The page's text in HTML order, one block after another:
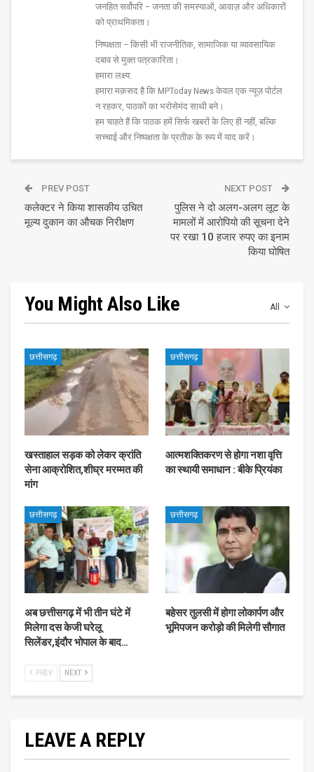
जनहित सर्वोपरि – जनता की समस्याओं, आवाज़ और अधिकारों
को प्राथमिकता।
निष्पक्षता – किसी भी राजनीतिक, सामाजिक या व्यावसायिक
दबाव से मुक्त पत्रकारिता।
हमारा लक्ष्य:
हमारा मक़सद है कि MPToday News केवल एक न्यूज़ पोर्टल
न रहकर, पाठकों का भरोसेमंद साथी बने।
हम चाहते हैं कि पाठक हमें सिर्फ खबरों के लिए ही नहीं, बल्कि
सच्चाई और निष्पक्षता के प्रतीक के रूप में याद करें।
PREV POST
कलेक्टर ने किया शासकीय उचित
मूल्य दुकान का औचक निरीक्षण
NEXT POST
पुलिस ने दो अलग-अलग लूट के
मामलों में आरोपियो की सूचना देने
पर रखा 10 हजार रुपए का इनाम
किया घोषित
All
You Might Also Like
छत्तीसगढ़
खस्ताहाल सड़क को लेकर क्रांति
सेना आक्रोशित,शीघ्र मरम्मत की
मांग
छत्तीसगढ़
आत्मशक्तिकरण से होगा नशा वृत्ति
का स्थायी समाधान : बीके प्रियंका
छत्तीसगढ़
अब छत्तीसगढ़ में भी तीन घंटे में
मिलेगा दस केजी घरेलू
सिलेंडर,इंदौर भोपाल के बाद…
छत्तीसगढ़
बहेसर तुलसी में होगा लोकार्पण और
भूमिपजन करोड़ो की मिलेगी सौगात
PREV NEXT
LEAVE A REPLY